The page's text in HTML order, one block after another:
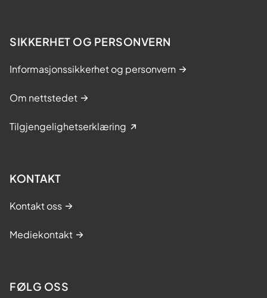
SIKKERHET OG PERSONVERN
Informasjonssikkerhet og personvern
Om nettstedet
Tilgjengelighetserklæring
KONTAKT
Kontakt oss
Mediekontakt
FØLG OSS